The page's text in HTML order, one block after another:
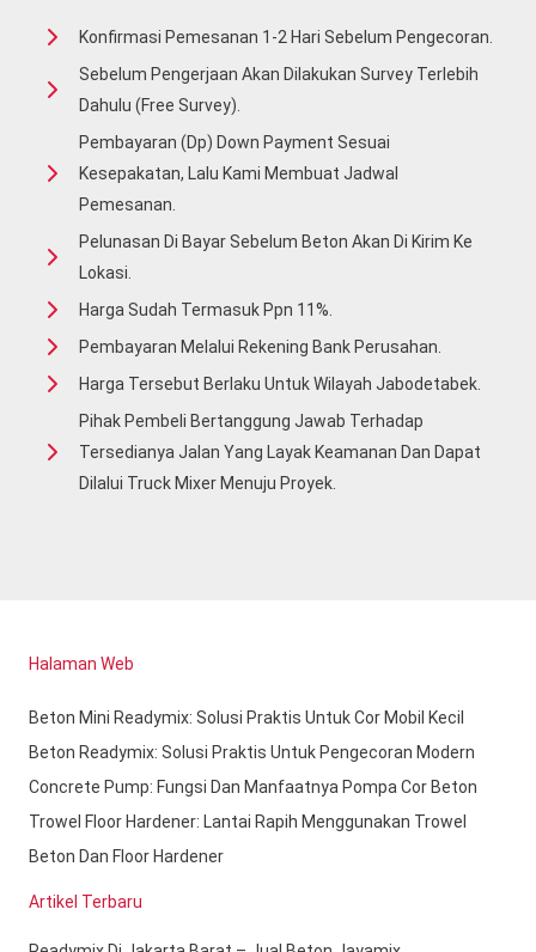
Konfirmasi Pemesanan 1-2 Hari Sebelum Pengecoran.
Sebelum Pengerjaan Akan Dilakukan Survey Terlebih
Dahulu (free Survey).
Pembayaran (Dp) Down Payment Sesuai
Kesepakatan, Lalu Kami Membuat Jadwal
Pemesanan.
Pelunasan Di Bayar Sebelum Beton Akan Di Kirim Ke
Lokasi.
Harga Sudah Termasuk Ppn 11%.
Pembayaran Melalui Rekening Bank Perusahan.
Harga Tersebut Berlaku Untuk Wilayah Jabodetabek.
Pihak Pembeli Bertanggung Jawab Terhadap
Tersedianya Jalan Yang Layak Keamanan Dan Dapat
Dilalui Truck Mixer Menuju Proyek.
Halaman Web
Beton Mini Readymix: Solusi Praktis Untuk Cor Mobil Kecil
Beton Readymix: Solusi Praktis Untuk Pengecoran Modern
Concrete Pump: Fungsi Dan Manfaatnya Pompa Cor Beton
Trowel Floor Hardener: Lantai Rapih Menggunakan Trowel
Beton Dan Floor Hardener
Artikel Terbaru